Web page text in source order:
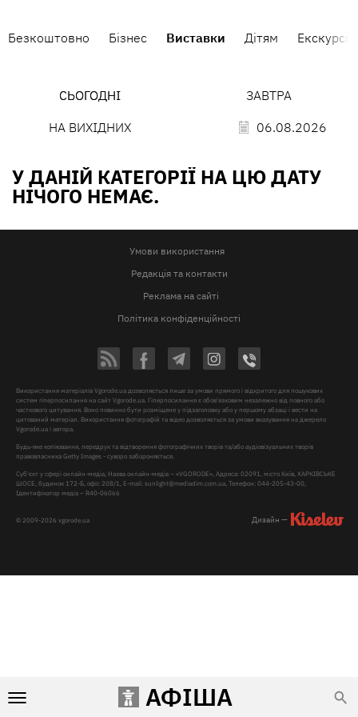
АФІША
Безкоштовно Бізнес Виставки Дітям Екскурсії
СЬОГОДНІ
ЗАВТРА
НА ВИХІДНИХ
06.08.2026
У ДАНІЙ КАТЕГОРІЇ НА ЦЮ ДАТУ
НІЧОГО НЕМАЄ.
Умови використання
Редакція та контакти
Реклама на сайті
Політика конфіденційності
© 2009-2026 vgorode.ua
Використання матеріалів Vgorode.ua дозволяється лише за умови прямого і відкритого для пошукових
систем гіперпосилання на сайт Vgorode.ua. Гіперпосилання є обов'язковим незалежно від повного або
часткового цитування. Воно повинно бути розміщене у підзаголовку або у першому абзаці і вести на
цитований матеріал. Використання фотографій та відео дозволяється за умови вказування на джерело
Vgorode.ua і автора.
Будь-яке копіювання, передрук та відтворення фотографічних творів та/або аудіовізуальних творів
правовласника Getty Images - суворо забороняється.
Суб'єкт у сфері онлайн-медіа, Назва онлайн-медіа – «VGORODE», Адреса: 02091, місто Київ, ХАРКІВСЬКЕ
ШОСЕ, будинок 172-Б, офіс 208/1, E-mail:sunlight@mediadim.com.ua, Телефон: 044-205-43-00,
Ідентифікатор медіа – R40-06066
Дизайн —